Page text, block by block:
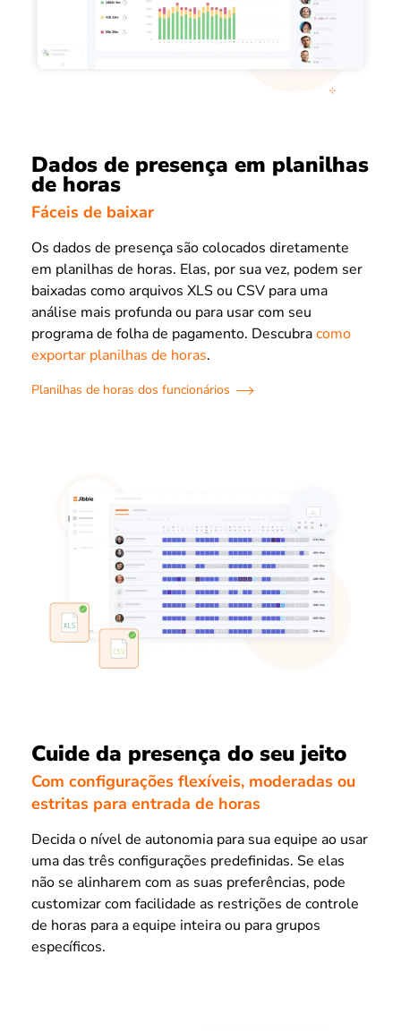
Dados de presença em planilhas
de horas
Fáceis de baixar
Os dados de presença são colocados diretamente
em planilhas de horas. Elas, por sua vez, podem ser
baixadas como arquivos XLS ou CSV para uma
análise mais profunda ou para usar com seu
programa de folha de pagamento. Descubracomo
exportar planilhas de horas.
Planilhas de horas dos funcionários
Cuide da presença do seu jeito
Com configurações flexíveis, moderadas ou
estritas para entrada de horas
Decida o nível de autonomia para sua equipe ao usar
uma das três configurações predefinidas. Se elas
não se alinharem com as suas preferências, pode
customizar com facilidade as restrições de controle
de horas para a equipe inteira ou para grupos
específicos.